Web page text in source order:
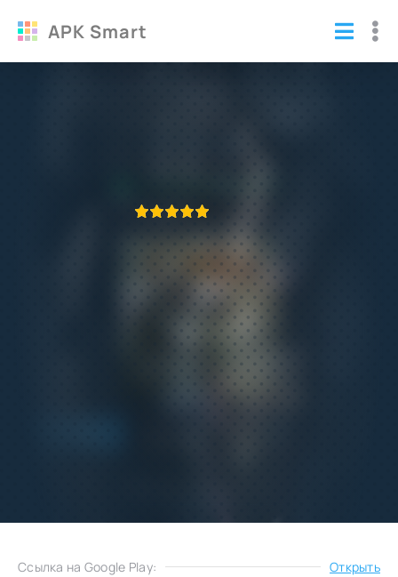
APK Smart
Ссылка на Google Play: Открыть